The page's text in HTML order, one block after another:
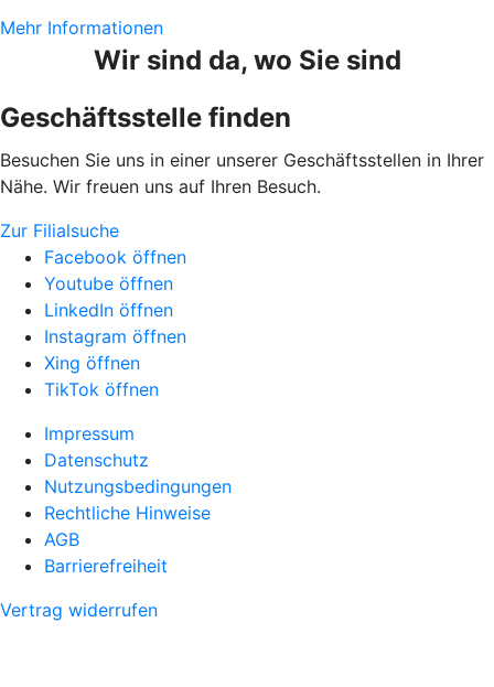
Mehr Informationen
Wir sind da, wo Sie sind
Geschäftsstelle finden
Besuchen Sie uns in einer unserer Geschäftsstellen in Ihrer
Nähe. Wir freuen uns auf Ihren Besuch.
Zur Filialsuche
Facebook öffnen
Youtube öffnen
LinkedIn öffnen
Instagram öffnen
Xing öffnen
TikTok öffnen
Impressum
Datenschutz
Nutzungsbedingungen
Rechtliche Hinweise
AGB
Barrierefreiheit
Vertrag widerrufen